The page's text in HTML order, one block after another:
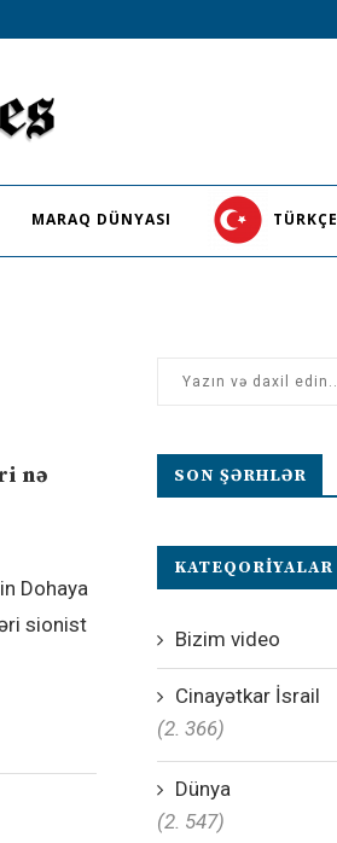
MARAQ DÜNYASI TÜRKÇE
nə
Dohaya
sionist
SON ŞƏRHLƏR
KATEQORIYALAR
Bizim video
Cinayətkar İsrail
(2. 366)
Dünya
(2. 547)